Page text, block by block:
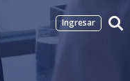
Ingresar